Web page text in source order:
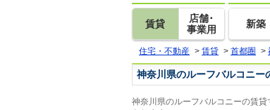
賃貸
店舗･
事業用
新築
住宅・不動産 > 賃貸 > 首都圏 >
神奈川県のルーフバルコニー
神奈川県のルーフバルコニーの賃